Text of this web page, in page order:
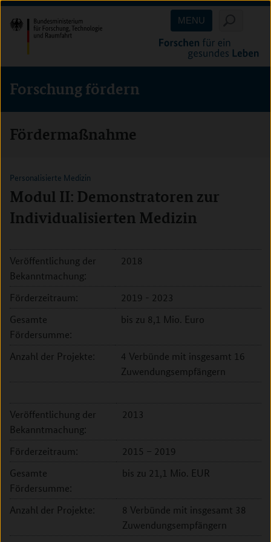
Direkt
zum
Inhalt
(Eingabetaste)
Direkt
zum
Hauptmenu
(Eingabetaste)
Direkt
zur
Suche
(Eingabetaste)
MENU
Forschung fördern
Fördermaßnahme
Personalisierte Medizin
Modul II: Demonstratoren zur
Individualisierten Medizin
Veröffentlichung der
Bekanntmachung:
2018
Förderzeitraum:
2019 - 2023
Gesamte
Fördersumme:
bis zu 8,1 Mio. Euro
Anzahl der Projekte:
4 Verbünde mit insgesamt 16
Zuwendungsempfängern
Veröffentlichung der
Bekanntmachung:
2013
Förderzeitraum:
2015 – 2019
Gesamte
Fördersumme:
bis zu 21,1 Mio. EUR
Anzahl der Projekte:
8 Verbünde mit insgesamt 38
Zuwendungsempfängern